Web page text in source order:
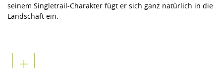
seinem Singletrail-Charakter fügt er sich ganz natürlich in die
Landschaft ein.